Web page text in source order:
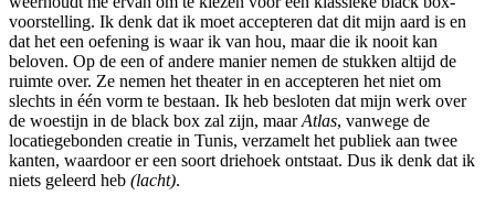
voorstelling. Ik denk dat ik moet accepteren dat dit mijn aard is en
dat het een oefening is waar ik van hou, maar die ik nooit kan
beloven. Op de een of andere manier nemen de stukken altijd de
ruimte over. Ze nemen het theater in en accepteren het niet om
slechts in één vorm te bestaan. Ik heb besloten dat mijn werk over
de woestijn in de black box zal zijn, maarAtlas, vanwege de
locatiegebonden creatie in Tunis, verzamelt het publiek aan twee
kanten, waardoor er een soort driehoek ontstaat. Dus ik denk dat ik
niets geleerd heb (lacht).